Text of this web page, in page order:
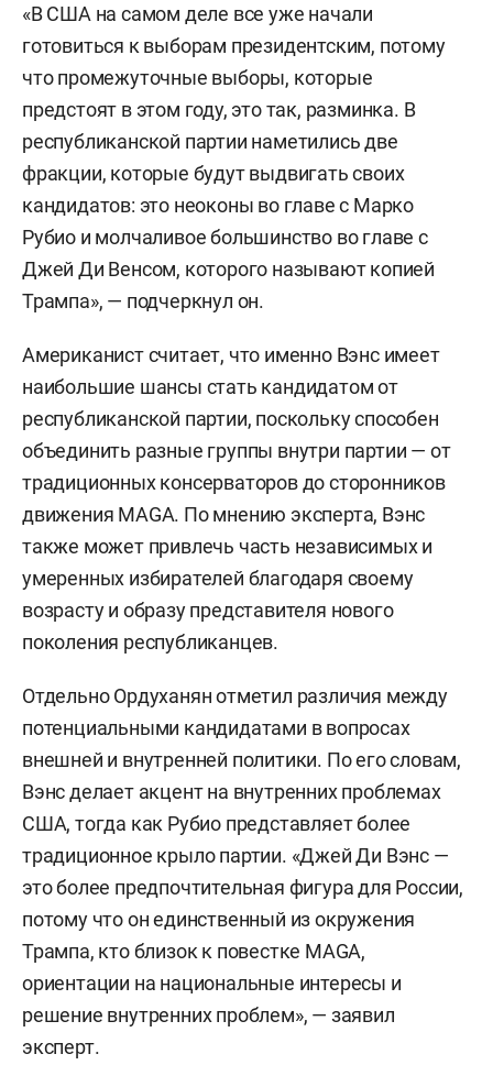
«В США на самом деле все уже начали
готовиться к выборам президентским, потому
что промежуточные выборы, которые
предстоят в этом году, это так, разминка. В
республиканской партии наметились две
фракции, которые будут выдвигать своих
кандидатов: это неоконы во главе с Марко
Рубио и молчаливое большинство во главе с
Джей Ди Венсом, которого называют копией
Трампа», — подчеркнул он.
Американист считает, что именно Вэнс имеет
наибольшие шансы стать кандидатом от
республиканской партии, поскольку способен
объединить разные группы внутри партии — от
традиционных консерваторов до сторонников
движения MAGA. По мнению эксперта, Вэнс
также может привлечь часть независимых и
умеренных избирателей благодаря своему
возрасту и образу представителя нового
поколения республиканцев.
Отдельно Ордуханян отметил различия между
потенциальными кандидатами в вопросах
внешней и внутренней политики. По его словам,
Вэнс делает акцент на внутренних проблемах
США, тогда как Рубио представляет более
традиционное крыло партии. «Джей Ди Вэнс —
это более предпочтительная фигура для России,
потому что он единственный из окружения
Трампа, кто близок к повестке MAGA,
ориентации на национальные интересы и
решение внутренних проблем», — заявил
эксперт.